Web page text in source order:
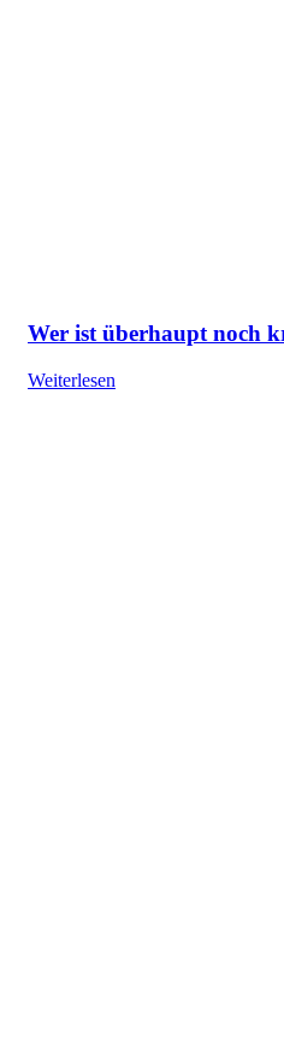
Wer ist überhaupt noch
Weiterlesen